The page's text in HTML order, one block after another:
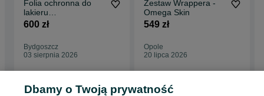
Folia ochronna do
lakieru
samochodowego PPF
600 zł
Bydgoszcz
03 sierpnia 2026
Zestaw Wrappera -
Omega Skin
549 zł
Opole
20 lipca 2026
Dbamy o Twoją prywatność